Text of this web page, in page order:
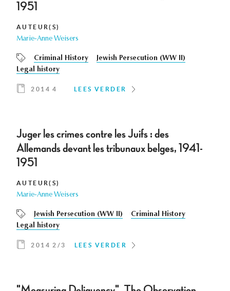
1951
AUTEUR(S)
Marie-Anne Weisers
Criminal History
Jewish Persecution (WW II)
Legal history
2014 4 LEES VERDER
Juger les crimes contre les Juifs : des
Allemands devant les tribunaux belges, 1941-
1951
AUTEUR(S)
Marie-Anne Weisers
Jewish Persecution (WW II)
Criminal History
Legal history
2014 2/3 LEES VERDER